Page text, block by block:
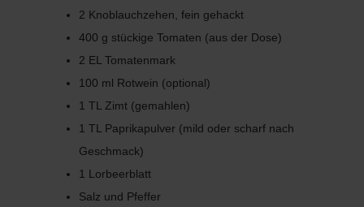
2 Knoblauchzehen, fein gehackt
400 g stückige Tomaten (aus der Dose)
2 EL Tomatenmark
100 ml Rotwein (optional)
1 TL Zimt (gemahlen)
1 TL Paprikapulver (mild oder scharf nach
Geschmack)
1 Lorbeerblatt
Salz und Pfeffer